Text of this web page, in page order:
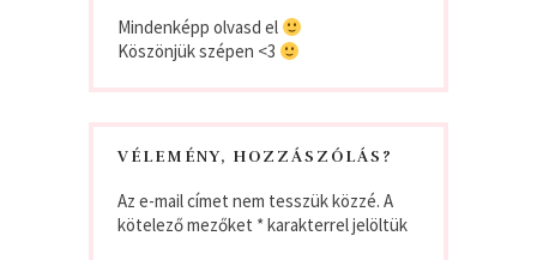
Mindenképp olvasd el
Köszönjük szépen <3
VÉLEMÉNY, HOZZÁSZÓLÁS?
Az e-mail címet nem tesszük közzé. A
kötelező mezőket *karakterrel jelöltük